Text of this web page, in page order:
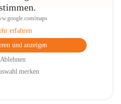
maps
erfahren
und anzeigen
Ablehnen
merken